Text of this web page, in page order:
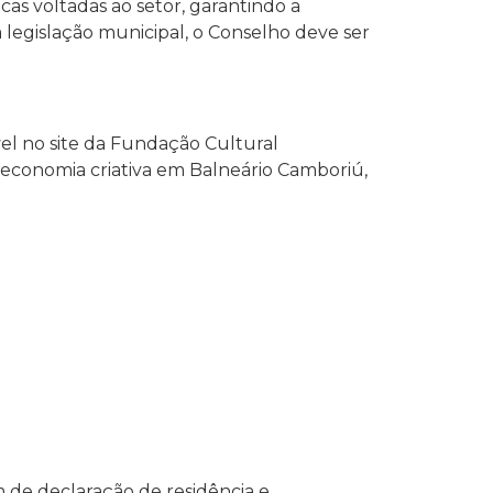
voltadas ao setor, garantindo a
municipal, o Conselho deve ser
no site da Fundação Cultural
criativa em Balneário Camboriú,